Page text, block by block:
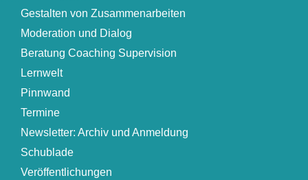
Gestalten von Zusammenarbeiten
Moderation und Dialog
Beratung Coaching Supervision
Lernwelt
Pinnwand
Termine
Newsletter: Archiv und Anmeldung
Schublade
Veröffentlichungen